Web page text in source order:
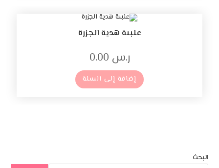
علبىة هدية الجزرة
ر.س
إضافة إلى السلة
البحث